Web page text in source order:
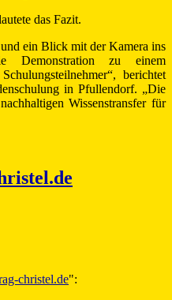
das Fazit.
ein Blick mit der Kamera ins
Demonstration zu einem
berichtet
in Pfullendorf. „Die
Wissenstransfer für
christel.de":